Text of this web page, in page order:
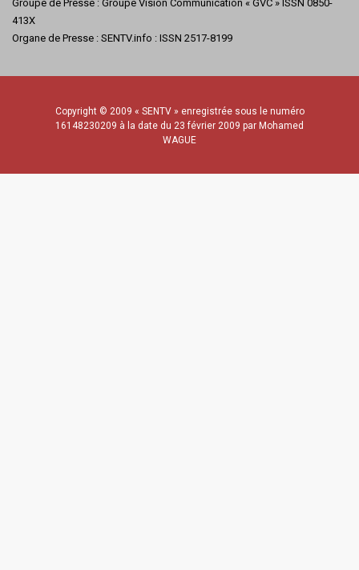
Groupe de Presse : Groupe Vision Communication « GVC » ISSN 0850-
413X
Organe de Presse : SENTV.info : ISSN 2517-8199
Copyright © 2009 « SENTV » enregistrée sous le numéro
16148230209 à la date du 23 février 2009 par Mohamed
WAGUE